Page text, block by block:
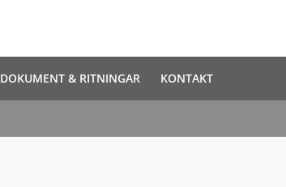
DOKUMENT & RITNINGAR KONTAKT